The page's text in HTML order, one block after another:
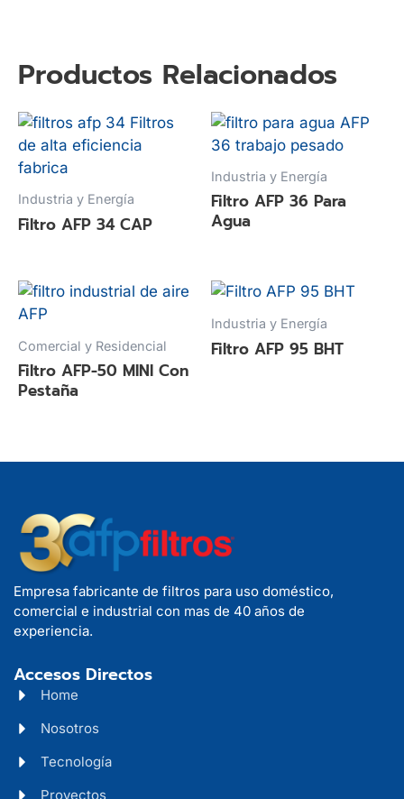
Productos Relacionados
Industria y Energía
Filtro AFP 34 CAP
Industria y Energía
Filtro AFP 36 Para
Agua
Comercial y Residencial
Filtro AFP-50 MINI Con
Pestaña
Industria y Energía
Filtro AFP 95 BHT
Empresa fabricante de filtros para uso doméstico,
comercial e industrial con mas de 40 años de
experiencia.
Accesos Directos
Home
Nosotros
Tecnología
Proyectos